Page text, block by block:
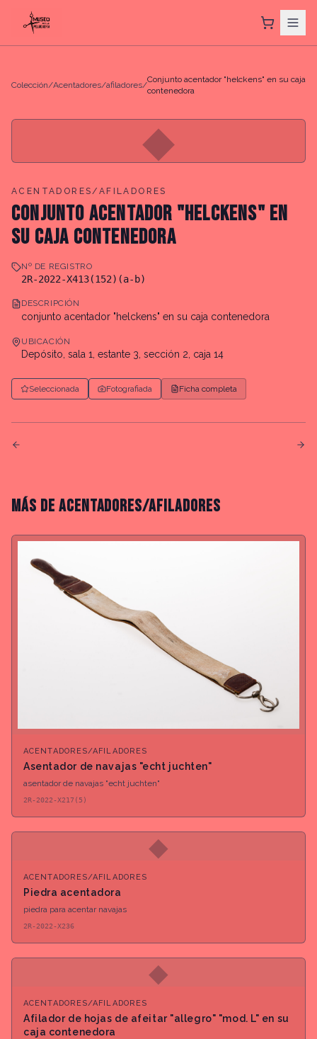
Colección/Acentadores/afiladores/
Conjunto acentador "helckens" en su caja
contenedora
◆
ACENTADORES/AFILADORES
CONJUNTO ACENTADOR "HELCKENS" EN
SU CAJA CONTENEDORA
Nº DE REGISTRO
2R-2022-X413(152)(a-b)
DESCRIPCIÓN
conjunto acentador "helckens" en su caja contenedora
UBICACIÓN
Depósito, sala 1, estante 3, sección 2, caja 14
Seleccionada Fotografiada Ficha completa
MÁS DE ACENTADORES/AFILADORES
ACENTADORES/AFILADORES
Asentador de navajas "echt juchten"
asentador de navajas "echt juchten"
2R-2022-X217(5)
◆
ACENTADORES/AFILADORES
Piedra acentadora
piedra para acentar navajas
2R-2022-X236
◆
ACENTADORES/AFILADORES
Afilador de hojas de afeitar "allegro" "mod. L" en su
caja contenedora